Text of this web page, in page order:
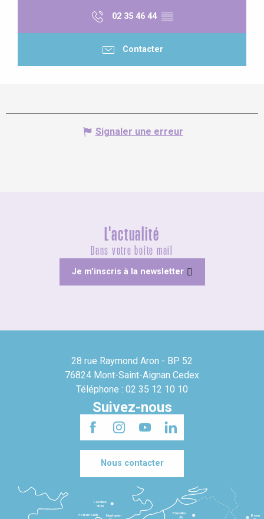
02 35 46 44 ▒▒
Contacter
Signaler une erreur
L'actualité
Dans votre boîte mail
Je m'inscris à la newsletter
28 rue Raymond Aron - BP 52
76824 Mont-Saint-Aignan Cedex
Téléphone : 02 35 12 10 10
Suivez-nous
Nous contacter
Bruxelles
3h
Londres
3h30
Newhaven
Portsmouth
Bonn